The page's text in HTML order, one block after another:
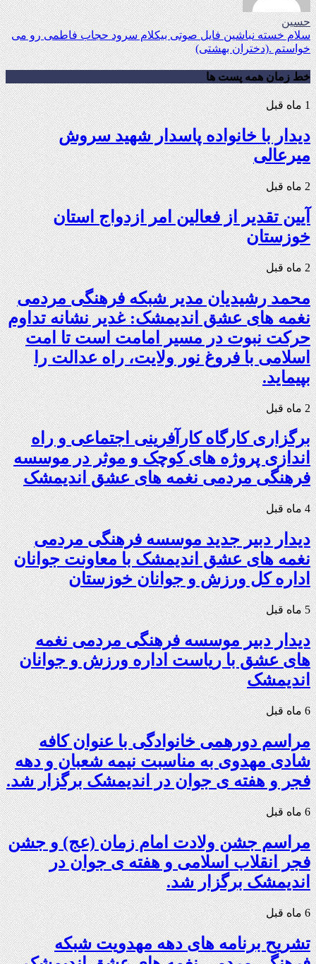
حسین
سلام خسته نباشین فایل صوتی بیکلام سرود حجاب فاطمی رو می
خواستم .(دختران بهشتی)
خط زمان همه پست ها
1 ماه قبل
دیدار با خانواده پاسدار شهید سروش
میرعالی
2 ماه قبل
آیین تقدیر از فعالین امر ازدواج استان
خوزستان
2 ماه قبل
محمد رشیدیان مدیر شبکه فرهنگی مردمی
نغمه های عشق اندیمشک: غدیر نشانه تداوم
حرکت نبوت در مسیر امامت است تا امت
اسلامی با فروغ نور ولایت، راه عدالت را
بپیماید.
2 ماه قبل
برگزاری کارگاه کارآفرینی اجتماعی و راه
اندازی پروژه های کوچک و موثر در موسسه
فرهنگی مردمی نغمه های عشق اندیمشک
4 ماه قبل
دیدار دبیر جدید موسسه فرهنگی مردمی
نغمه های عشق اندیمشک با معاونت جوانان
اداره کل ورزش و جوانان خوزستان
5 ماه قبل
دیدار دبیر موسسه فرهنگی مردمی نغمه
های عشق با ریاست اداره ورزش و جوانان
اندیمشک
6 ماه قبل
مراسم دورهمی خانوادگی با عنوان کافه
شادی مهدوی به مناسبت نیمه شعبان و دهه
فجر و هفته ی جوان در اندیمشک برگزار شد.
6 ماه قبل
مراسم جشن ولادت امام زمان (عج) و جشن
فجر انقلاب اسلامی و هفته ی جوان در
اندیمشک برگزار شد.
6 ماه قبل
تشریح برنامه های دهه مهدویت شبکه